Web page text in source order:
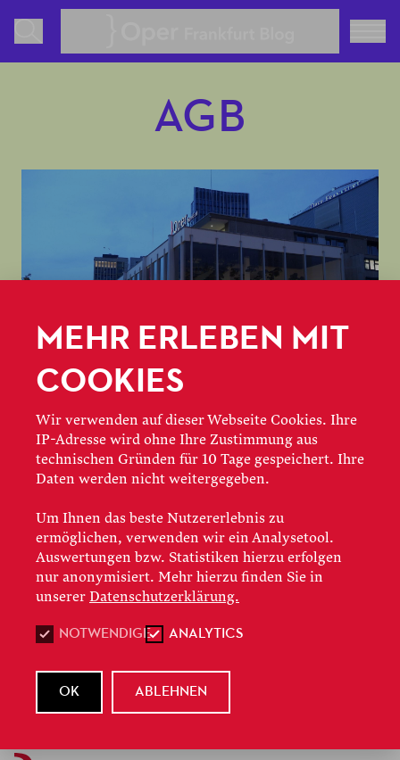
AGB
Hier finden Sie die allgemeinen
Frankfurt am Main GmbH in vollem Wortlaut als
Download:
Allgemeine Geschäftsbedingungen der
MEHR ERLEBEN MIT
COOKIES
Wir verwenden auf dieser Webseite Cookies. Ihre
IP-Adresse wird ohne Ihre Zustimmung aus
technischen Gründen für 10 Tage gespeichert. Ihre
Daten werden nicht weitergegeben.
Um Ihnen das beste Nutzererlebnis zu
ermöglichen, verwenden wir ein Analysetool.
Auswertungen bzw. Statistiken hierzu erfolgen
nur anonymisiert. Mehr hierzu finden Sie in
unserer Datenschutzerklärung.
NOTWENDIGE ANALYTICS
OK ABLEHNEN